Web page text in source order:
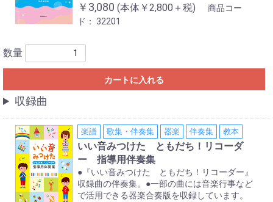
￥3,080 (本体￥2,800＋税)
商品コー
ド： 32201
数量
カートに入れる
収録曲
楽譜 歌集・伴奏集 器楽 伴奏集 教本
いい音みつけた ともだち！リコーダ
ー 指導用伴奏集
●『いい音みつけた ともだち！リコーダー』
収録曲の伴奏集。●一部の曲には音楽行事など
で活用できる器楽合奏版を収録しています。